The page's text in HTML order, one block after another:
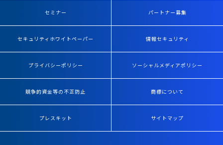
セミナー パートナー募集
セキュリティホワイトペーパー 情報セキュリティ
プライバシーポリシー ソーシャルメディアポリシー
競争的資金等の不正防止 商標について
プレスキット サイトマップ